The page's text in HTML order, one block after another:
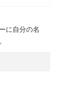
に自分の名